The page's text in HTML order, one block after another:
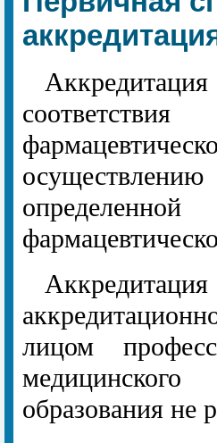
лицом
медицинского
образования не